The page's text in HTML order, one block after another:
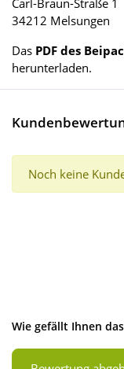
34212 Melsungen
Das PDF des
herunterladen.
Noch keine
Wie gefällt Ihnen